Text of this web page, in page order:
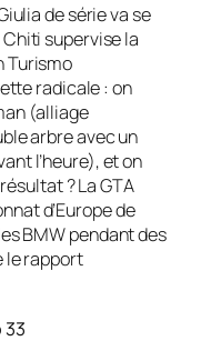
de série va se
supervise la
Turismo
radicale : on
(alliage
arbre avec un
l’heure), et on
? La GTA
d’Europe de
BMW pendant des
le rapport